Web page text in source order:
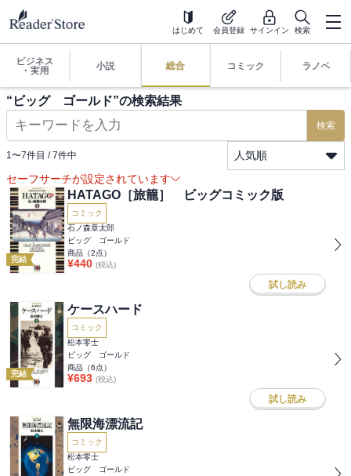
はじめて 会員登録 サインイン 検索
ビジネス
・実用
小説 総合 コミック ラノベ
“ ビッグ ゴールド”の検索結果
検索
1〜7件目 / 7件中
人気順
セーフサーチが設定されています
完結
HATAGO［旅籠］ ビッグコミック版
コミック
石ノ森章太郎
ビッグ ゴールド
商品（2点）
¥440 (税込)
試し読み
完結
ケースハード
コミック
松本零士
ビッグ ゴールド
商品（6点）
¥693 (税込)
試し読み
無限海漂流記
コミック
松本零士
ビッグ ゴールド